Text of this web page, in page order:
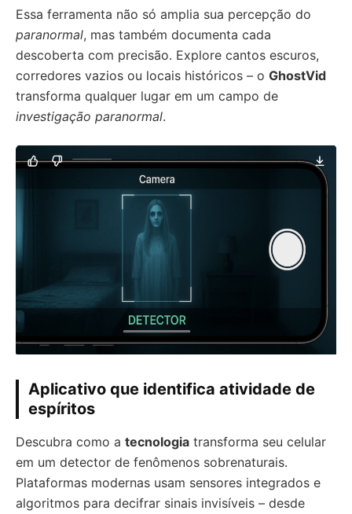
Essa ferramenta não só amplia sua percepção do
paranormal, mas também documenta cada
descoberta com precisão. Explore cantos escuros,
corredores vazios ou locais históricos – o GhostVid
transforma qualquer lugar em um campo de
investigação paranormal.
Aplicativo que identifica atividade de
espíritos
Descubra como a tecnologia transforma seu celular
em um detector de fenômenos sobrenaturais.
Plataformas modernas usam sensores integrados e
algoritmos para decifrar sinais invisíveis – desde